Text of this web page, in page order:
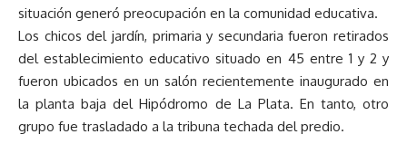
situación generó preocupación en la comunidad educativa.
Los chicos del jardín, primaria y secundaria fueron retirados
del establecimiento educativo situado en 45 entre 1 y 2 y
fueron ubicados en un salón recientemente inaugurado en
la planta baja del Hipódromo de La Plata. En tanto, otro
grupo fue trasladado a la tribuna techada del predio.